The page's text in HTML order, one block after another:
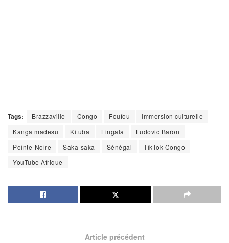
Tags: Brazzaville Congo Foufou
Immersion culturelle
Kanga madesu
Kituba Lingala
Ludovic Baron
Pointe-Noire
Saka-saka Sénégal
TikTok Congo
YouTube Afrique
Article précédent